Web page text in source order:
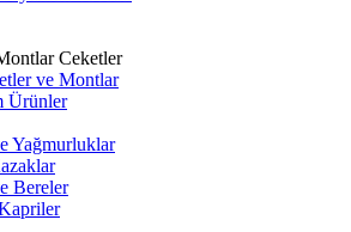
Ceketler
ve Montlar
Ürünler
Yağmurluklar
Bereler